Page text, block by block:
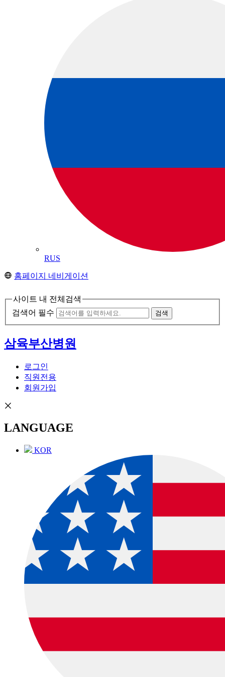
RUS
홈페이지 네비게이션
사이트 내 전체검색
검색어 필수
검색
삼육부산병원
로그인
직원전용
회원가입
LANGUAGE
KOR